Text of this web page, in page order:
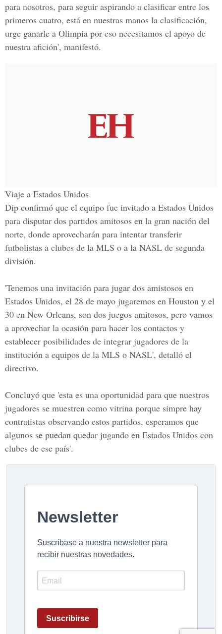
para nosotros, para seguir aspirando a clasificar entre los
primeros cuatro, está en nuestras manos la clasificación,
urge ganarle a Olimpia por eso necesitamos el apoyo de
nuestra afición', manifestó.
Viaje a Estados Unidos
Dip confirmó que el equipo fue invitado a Estados Unidos
para disputar dos partidos amitosos en la gran nación del
norte, donde aprovecharán para intentar transferir
futbolistas a clubes de la MLS o a la NASL de segunda
división.
'Tenemos una invitación para jugar dos amistosos en
Estados Unidos, el 28 de mayo jugaremos en Houston y el
30 en New Orleans, son dos juegos amitosos, pero vamos
a aprovechar la ocasión para hacer los contactos y
establecer posibilidades de integrar jugadores de la
institución a equipos de la MLS o NASL', detalló el
directivo.
Concluyó que 'esta es una oportunidad para que nuestros
jugadores se muestren como vitrina porque simpre hay
contratistas observando estos partidos, esperamos que
algunos se puedan quedar jugando en Estados Unidos con
clubes de ese país'.